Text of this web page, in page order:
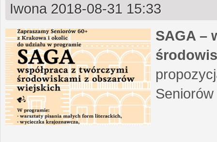
Iwona 2018-08-31 15:33
SAGA –